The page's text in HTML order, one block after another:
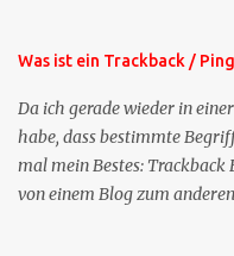
Was ist ein Trackback /
Da ich gerade wieder in
habe, dass bestimmte
mal mein Bestes:
von einem Blog zum